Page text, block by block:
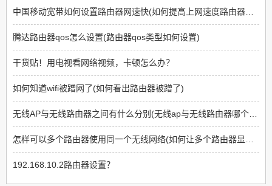
腾达路由器qos怎么设置(路由器qos类型如何设置)
干货贴！用电视看网络视频，卡顿怎么办？
如何知道wifi被蹭网了(如何看出路由器被蹭了)
192.168.10.2路由器设置？